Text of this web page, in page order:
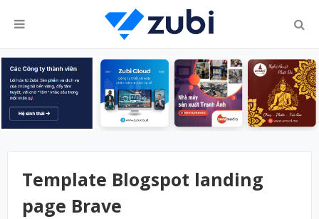
Template Blogspot landing
page Brave